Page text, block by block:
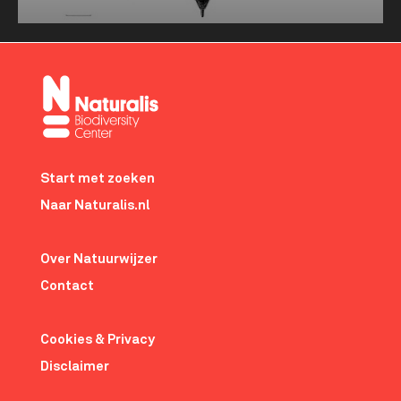
Meer tonen
menu
Start met zoeken
Naar Naturalis.nl
Over Natuurwijzer
Contact
Cookies & Privacy
Disclaimer